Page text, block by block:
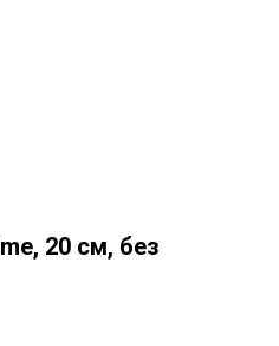
20 см, без